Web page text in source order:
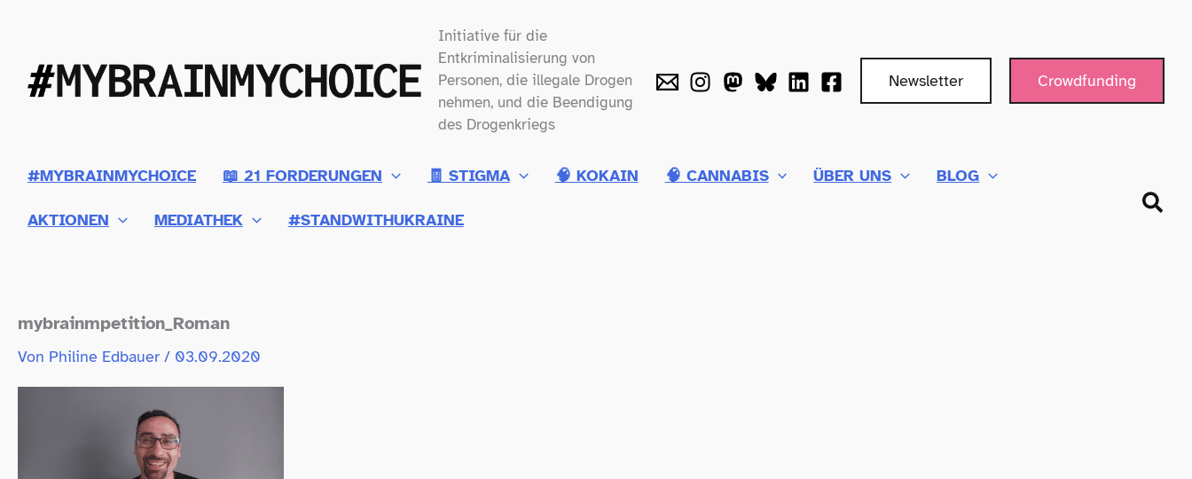
springen
Initiative für die
Entkriminalisierung von
Personen, die illegale Drogen
nehmen, und die Beendigung
des Drogenkriegs
Newsletter Crowdfunding
#MYBRAINMYCHOICE 📖 21 FORDERUNGEN 🧾 STIGMA 🧠 KOKAIN 🧠 CANNABIS ÜBER UNS BLOG
AKTIONEN MEDIATHEK #STANDWITHUKRAINE
mybrainmpetition_​Roman
Von Philine Edbauer / 03.09.2020